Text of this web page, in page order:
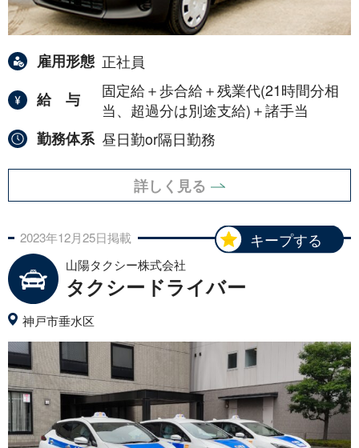
雇用形態 正社員
給与
固定給＋歩合給＋残業代(21時間分相
当、超過分は別途支給)＋諸手当
勤務体系 昼日勤or隔日勤務
詳しく見る
キープする
2023年12月25日掲載
山陽タクシー株式会社
タクシードライバー
神戸市垂水区